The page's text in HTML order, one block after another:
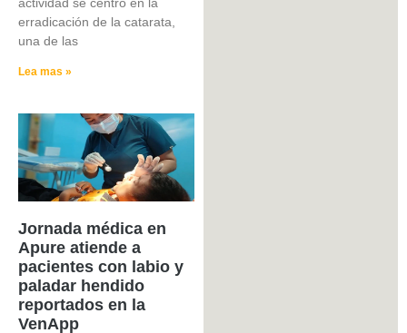
erradicación de la catarata,
una de las
Lea mas »
Jornada médica en
Apure atiende a
pacientes con labio y
paladar hendido
reportados en la
VenApp